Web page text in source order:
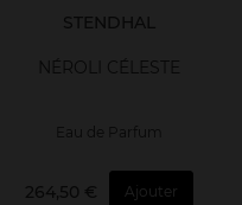
STENDHAL
NÉROLI CÉLESTE
Eau de Parfum
264,50 € Ajouter